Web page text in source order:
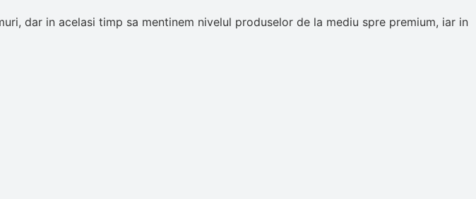
dar in acelasi timp sa mentinem nivelul produselor de la mediu spre premium, iar in